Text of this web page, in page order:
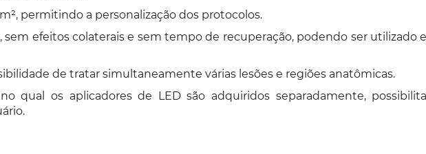
permitindo a personalização dos protocolos.
efeitos colaterais e sem tempo de recuperação, podendo ser utilizado
de tratar simultaneamente várias lesões e regiões anatômicas.
qual os aplicadores de LED são adquiridos separadamente,